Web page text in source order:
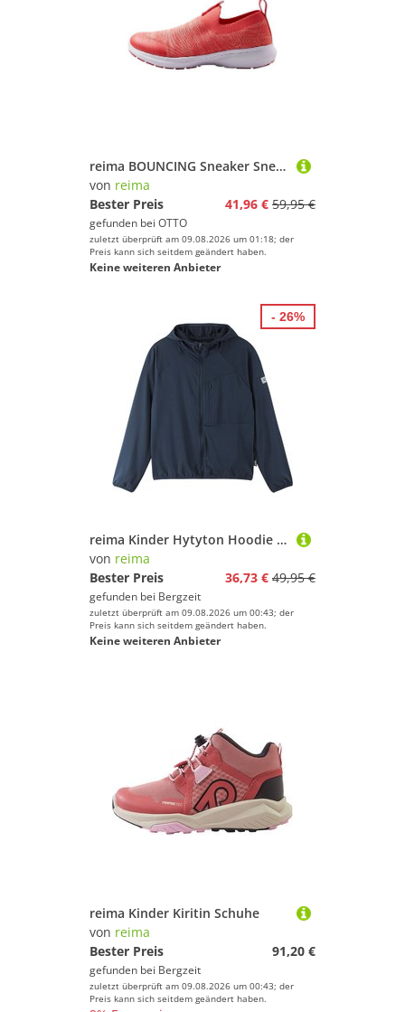
reima BOUNCING Sneaker Sneaker Atmungsaktives und elastisch gestricktes Obermaterial
von reima
Bester Preis
41,96 € 59,95 €
gefunden bei OTTO
zuletzt überprüft am 09.08.2026 um 01:18; der
Preis kann sich seitdem geändert haben.
Keine weiteren Anbieter
reima Kinder Hytyton Hoodie Jacke
von reima
Bester Preis
36,73 € 49,95 €
gefunden bei Bergzeit
zuletzt überprüft am 09.08.2026 um 00:43; der
Preis kann sich seitdem geändert haben.
Keine weiteren Anbieter
- 26%
reima Kinder Kiritin Schuhe
von reima
Bester Preis
91,20 €
gefunden bei Bergzeit
zuletzt überprüft am 09.08.2026 um 00:43; der
Preis kann sich seitdem geändert haben.